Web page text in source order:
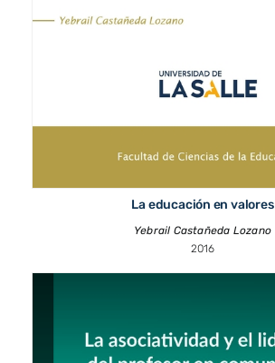
La educación en valores
Yebrail Castañeda Lozano
2016